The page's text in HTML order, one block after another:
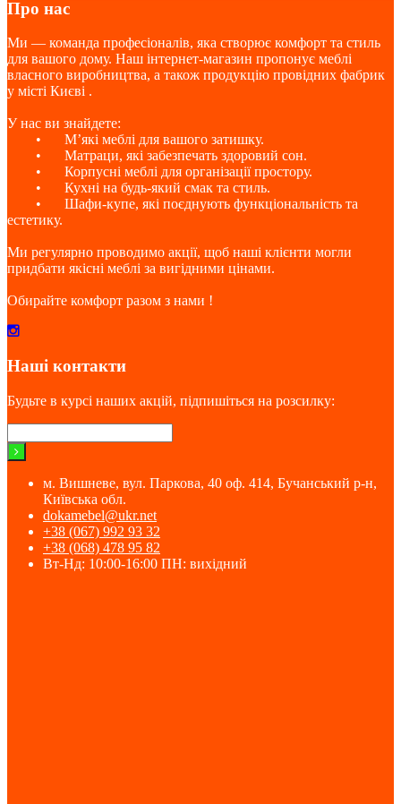
Про нас
Ми — команда професіоналів, яка створює комфорт та стиль
для вашого дому. Наш інтернет-магазин пропонує меблі
власного виробництва, а також продукцію провідних фабрик
у місті Києві .
У нас ви знайдете:
•
М’які меблі для вашого затишку.
•
Матраци, які забезпечать здоровий сон.
•
Корпусні меблі для організації простору.
•
Кухні на будь-який смак та стиль.
•
Шафи-купе, які поєднують функціональність та
естетику.
Ми регулярно проводимо акції, щоб наші клієнти могли
придбати якісні меблі за вигідними цінами.
Обирайте комфорт разом з нами !
Наші контакти
Будьте в курсі наших акцій, підпишіться на розсилку:
м. Вишневе, вул. Паркова, 40 оф. 414, Бучанський р-н,
Київська обл.
dokamebel@ukr.net
+38 (067) 992 93 32
+38 (068) 478 95 82
Вт-Нд: 10:00-16:00 ПН: вихідний